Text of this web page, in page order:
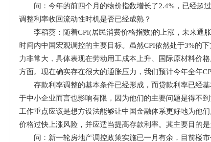
问：今年的前四个月的物价指数增长了2.4%，已经超过
调整利率收回流动性时机是否已经成熟？
李稻葵：随着CPI(居民消费价格指数)的上涨，未来通
时间内中国宏观调控的主要目标。虽然CPI依然处于3%的
力非常大，具体表现在劳动用工成本上升、国际原材料价
方面。现在确实存在很大的通胀压力，我们预计今年全年
存款利率调整的基本条件已经形成，而贷款利率已经基
于中小企业而言也影响有限，因为他们的主要问题是得不
工作重点应该是想方设法能够让中国金融体系更好地为他
价格过快上涨风险，并应适当提高存款利率。其主要目的
问：新一轮房地产调控政策实施已一月有余，目前楼市